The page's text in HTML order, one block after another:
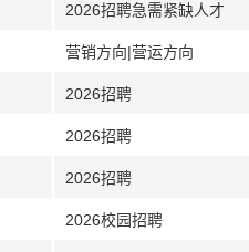
2026招聘急需紧缺人才
营销方向|营运方向
2026招聘
2026招聘
2026招聘
2026校园招聘